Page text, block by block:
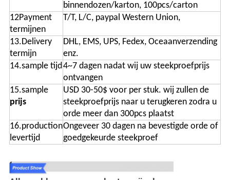
binnendozen/karton, 100pcs/carton
12Payment
termijnen
T/T, L/C, paypal Western Union,
13.Delivery
termijn
DHL, EMS, UPS, Fedex, Oceaanverzending
enz.
14.sample tijd4~7 dagen nadat wij uw steekproefprijs
ontvangen
15.sample
prijs
USD 30-50$ voor per stuk. wij zullen de
steekproefprijs naar u terugkeren zodra u
orde meer dan 300pcs plaatst
16.production
levertijd
Ongeveer 30 dagen na bevestigde orde of
goedgekeurde steekproef